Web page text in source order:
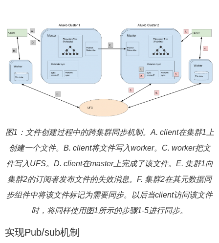
图1：文件创建过程中的跨集群同步机制。A. client在集群1上
创建一个文件。B. client将文件写入worker。C. worker把文
件写入UFS。D. client在master上完成了该文件。E. 集群1向
集群2的订阅者发布文件的失效消息。F. 集群2在其元数据同
步组件中将该文件标记为需要同步。以后当client访问该文件
时，将同样使用图1所示的步骤1-5进行同步。
实现Pub/sub机制